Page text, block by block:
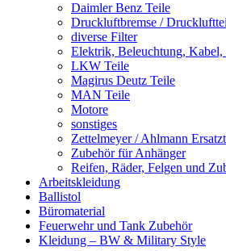
Daimler Benz Teile
Druckluftbremse /
diverse Filter
Elektrik, Beleuchtung,
LKW Teile
Magirus Deutz Teile
MAN Teile
Motore
sonstiges
Zettelmeyer / Ahlmann
Zubehör für Anhänger
Reifen, Räder, Felgen und
Arbeitskleidung
Ballistol
Büromaterial
Feuerwehr und Tank Zubehör
Kleidung – BW & Military Style